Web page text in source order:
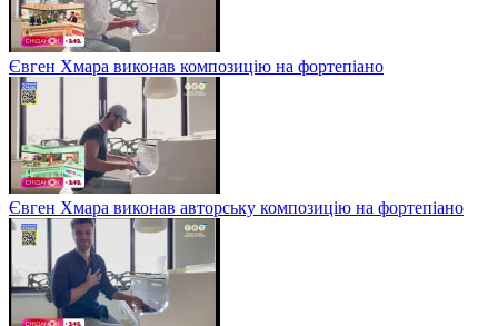
Євген Хмара виконав композицію на фортепіано
Євген Хмара виконав авторську композицію на фортепіано